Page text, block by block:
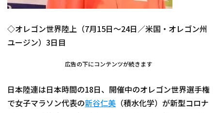
◇オレゴン世界陸上（7月15日～24日／米国・オレゴン州
ユージン）3日目
広告の下にコンテンツが続きます
日本陸連は日本時間の18日、開催中のオレゴン世界選手権
で女子マラソン代表の新谷仁美 （積水化学）が新型コロナ